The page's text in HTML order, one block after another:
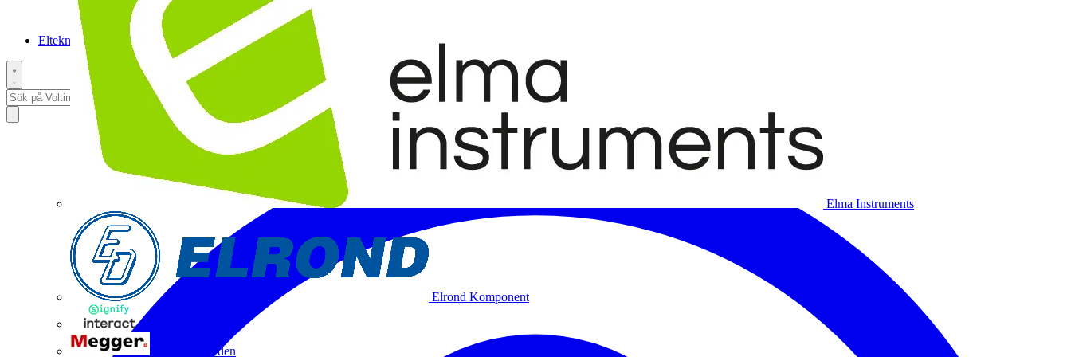
Elma Instruments
Elrond Komponent
Megger Sweden
Elteknikpodden